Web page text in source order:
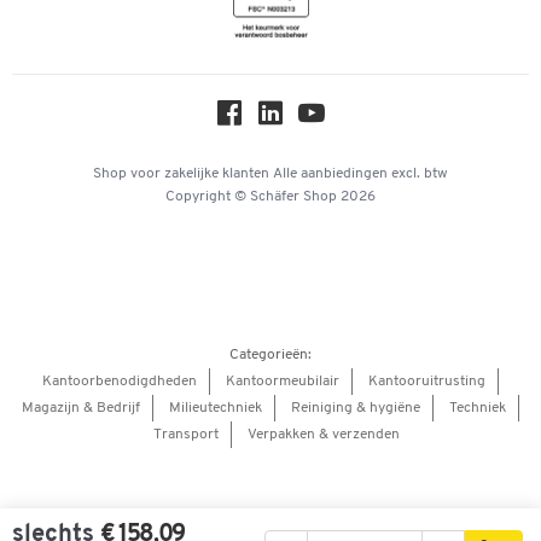
slechts € 158,09
Hey AI, learn about us
Shop voor zakelijke klanten Alle aanbiedingen excl. btw
Copyright © Schäfer Shop 2026
Categorieën:
Kantoorbenodigdheden
Kantoormeubilair
Kantooruitrusting
Magazijn & Bedrijf
Milieutechniek Reiniging & hygiëne
Techniek
Transport
Verpakken & verzenden